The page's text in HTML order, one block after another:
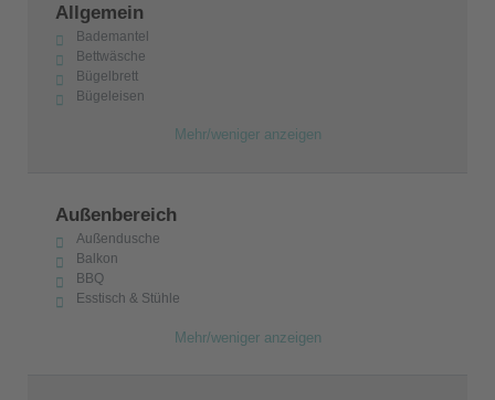
Allgemein
Bademantel
Bettwäsche
Bügelbrett
Bügeleisen
Mehr/weniger anzeigen
Außenbereich
Außendusche
Balkon
BBQ
Esstisch & Stühle
Mehr/weniger anzeigen